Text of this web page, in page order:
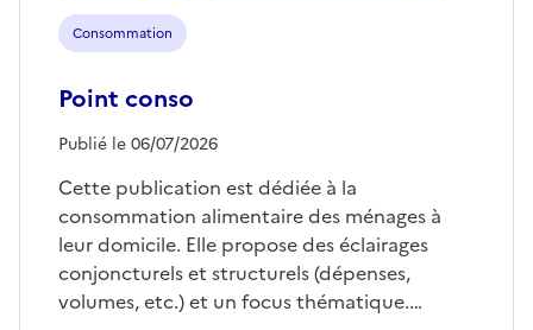
Consommation
Point conso
Publié le 06/07/2026
Cette publication est dédiée à la
consommation alimentaire des ménages à
leur domicile. Elle propose des éclairages
conjoncturels et structurels (dépenses,
volumes, etc.) et un focus thématique.…